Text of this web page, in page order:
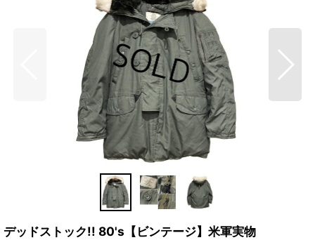
デッドストック!! 80's【ビンテージ】米軍実物